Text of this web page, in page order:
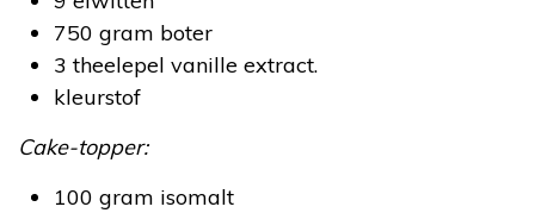
750 gram boter
3 theelepel vanille extract.
kleurstof
Cake-topper:
100 gram isomalt